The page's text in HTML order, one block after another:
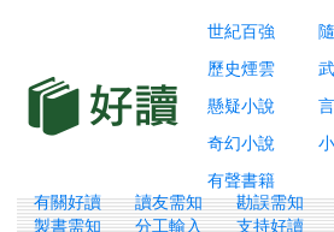
世紀百強
歷史煙雲
懸疑小說
奇幻小說
有聲書籍
有關好讀 讀友需知
勘誤需知
製書需知
分工輸入
支持好讀